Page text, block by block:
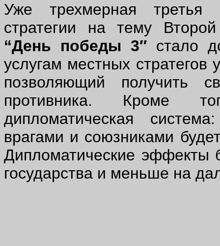
Уже трехмерная третья
стратегии на тему
“День победы 3″стало
услугам местных
позволяющий получить
противника. Кроме
дипломатическая
врагами и союзниками
Дипломатические эффекты
государства и меньше на